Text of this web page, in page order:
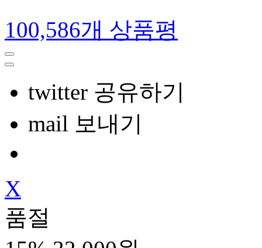
100,586개 상품평
twitter 공유하기
mail 보내기
X
품절